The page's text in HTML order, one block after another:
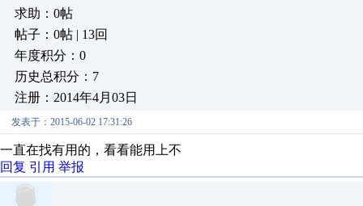
求助：0帖
帖子：0帖 | 13回
年度积分：0
历史总积分：7
注册：2014年4月03日
发表于：2015-06-02 17:31:26
一直在找有用的，看看能用上不
回复 引用 举报